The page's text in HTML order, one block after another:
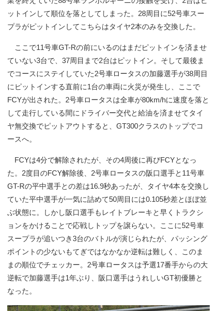
ットインして順位を落としてしまった。28周目に52号車スー
プラがピットインしてこちらはタイヤ2本のみを交換した。
ここで11号車GT-Rの前にいるのはまだピットインを済ませ
ていない3台で、37周目まで2台はピットイン。そして最後ま
でコースにステイしていた2号車ロータスの加藤選手が38周目
にピットインする直前に1台の車両に火災が発生し、ここで
FCYが出された。2号車ロータスは全車が80km/hに速度を落と
して走行している間にドライバー交代と給油を済ませてタイ
ヤ無交換でピットアウトすると、GT300クラスのトップでコ
ースへ。
FCYは4分で解除されたが、その4周後に再びFCYとなっ
た。2度目のFCY解除後、2号車ロータスの阪口選手と11号車
GT-Rの平中選手との差は16.9秒あったが、タイヤ4本を交換し
ていた平中選手が一気に詰めて50周目には0.105秒差とほぼ並
ぶ状態に。しかし阪口選手もレイトブレーキと早くトラクシ
ョンをかけることで応戦しトップを譲らない。ここに52号車
スープラが追いつき3台のバトルが演じられたが、パッシング
ポイントの少ないもてぎではなかなか逆転は難しく、このま
まの順位でチェッカー。2号車ロータスは予選17番手からの大
逆転で加藤選手は1年ぶり、阪口選手はうれしいGT初優勝と
なった。